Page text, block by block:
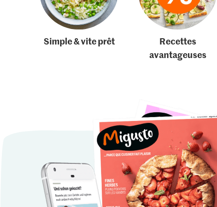
Simple & vite prêt
Recettes
avantageuses